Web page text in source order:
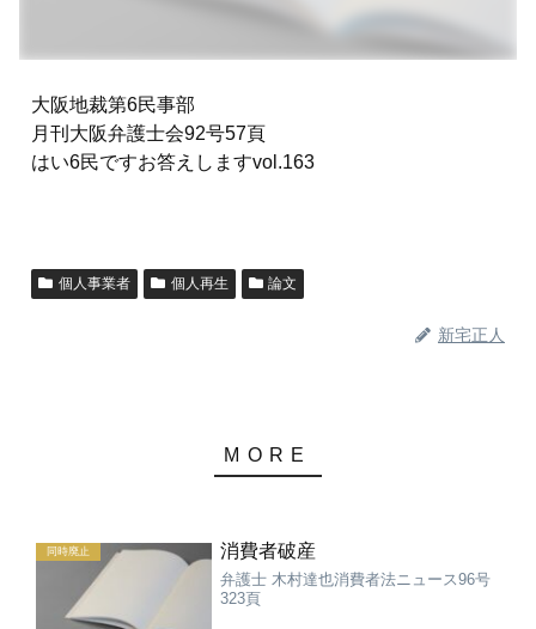
大阪地裁第6民事部
月刊大阪弁護士会92号57頁
はい6民ですお答えしますvol.163
個人事業者 個人再生 論文
新宅正人
同時廃止 消費者破産
弁護士 木村達也消費者法ニュース96号
323頁